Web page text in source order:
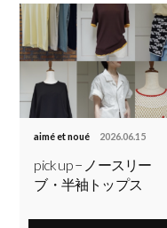
aimé et noué 2026.06.15
pick up − ノースリー
ブ・半袖トップス